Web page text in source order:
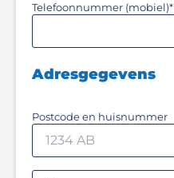
Telefoonnummer (mobiel)*
Adresgegevens
Postcode en huisnummer